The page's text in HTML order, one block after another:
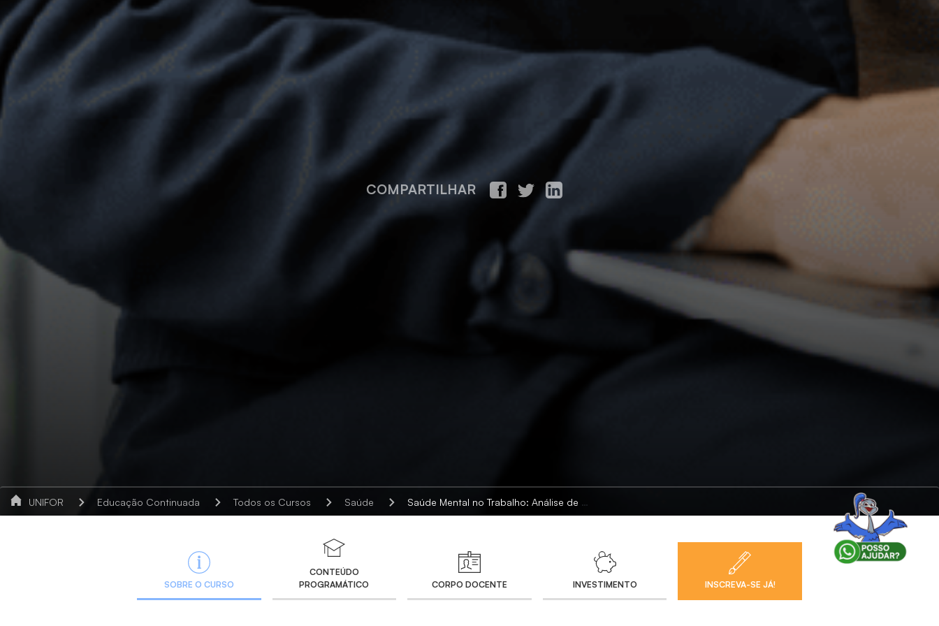
COMPARTILHAR
UNIFOR Educação Continuada Todos os Cursos Saúde Saúde Mental no Trabalho: Análise de Riscos e Proteções Psicossociais
SOBRE O CURSO
CONTEÚDO
PROGRAMÁTICO
CORPO DOCENTE INVESTIMENTO INSCREVA-SE JÁ!